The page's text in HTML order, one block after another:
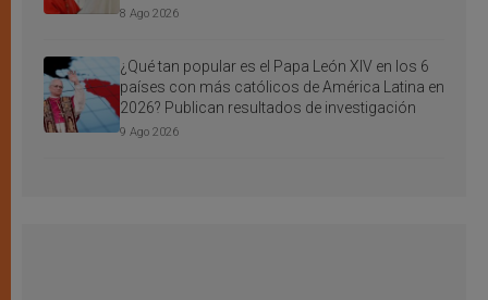
8 Ago 2026
¿Qué tan popular es el Papa León XIV en los 6
países con más católicos de América Latina en
2026? Publican resultados de investigación
9 Ago 2026